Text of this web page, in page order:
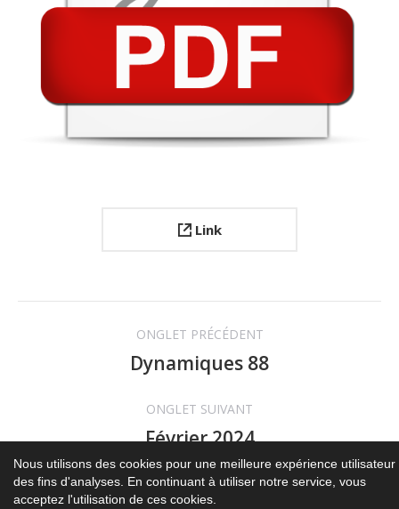
Link
Navigation
commentaire
ONGLET PRÉCÉDENT
Onglet
Dynamiques 88
ONGLET SUIVANT
Projets
similaires
Février 2024
Nous utilisons des cookies pour une meilleure expérience utilisateur
des fins d'analyses. En continuant à utiliser notre service, vous
acceptez l'utilisation de ces cookies.